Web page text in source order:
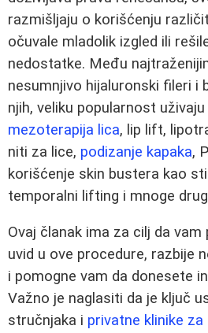
razmišljaju o korišćenju
očuvale mladolik izgled ili
nedostatke. Među
nesumnjivo hijaluronski fileri i
njih, veliku popularnost
mezoterapija lica, lip lift,
niti za lice, podizanje kapaka,
korišćenje skin bustera kao
temporalni lifting i mnoge
Ovaj članak ima za cilj da
uvid u ove procedure, razbije
i pomogne vam da donesete
Važno je naglasiti da je ključ
stručnjaka i privatne klinike